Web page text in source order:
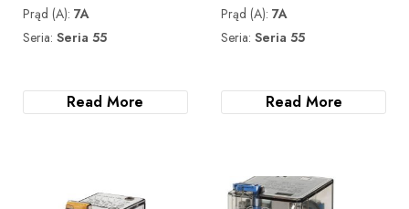
Prąd (A): 7A
Seria: Seria 55
Read More
Prąd (A):7A
Seria:Seria 55
Read More